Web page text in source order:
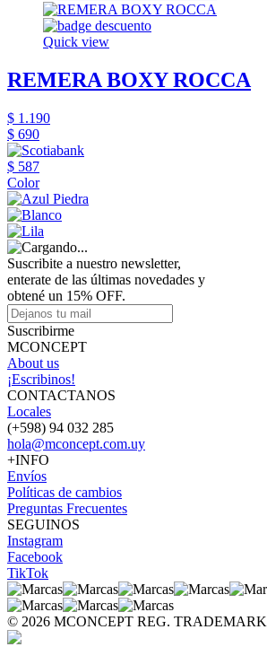
Quick view
REMERA BOXY ROCCA
$ 1.190
$ 690
$ 587
Color
Suscribite a nuestro newsletter,
enterate de las últimas novedades y
obtené un 15% OFF.
Suscribirme
MCONCEPT
About us
¡Escribinos!
CONTACTANOS
Locales
(+598) 94 032 285
hola@mconcept.com.uy
+INFO
Envíos
Políticas de cambios
Preguntas Frecuentes
SEGUINOS
Instagram
Facebook
TikTok
© 2026 MCONCEPT REG. TRADEMARK